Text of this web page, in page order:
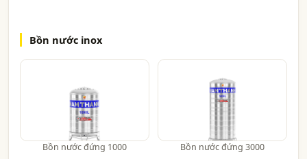
Bồn nước inox
Bồn nước đứng 1000 Bồn nước đứng 3000